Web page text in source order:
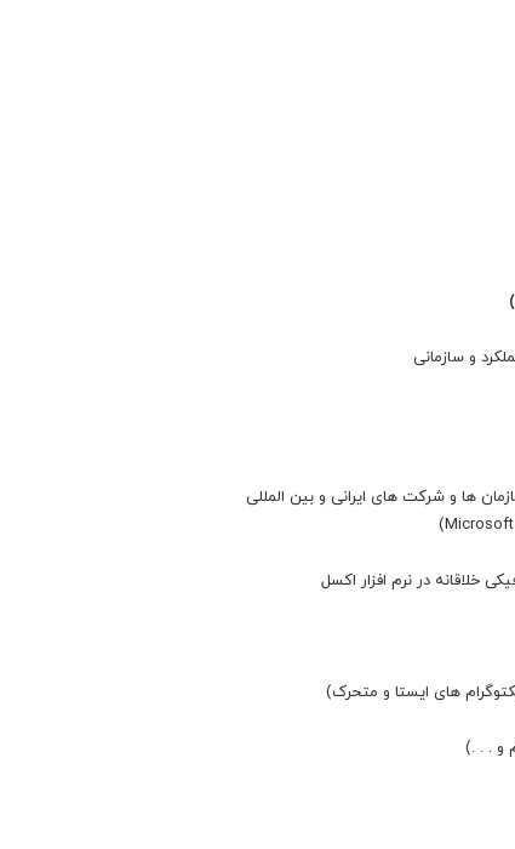
و سازمانی
ها و شرکت های ایرانی و بین المللی
خلاقانه در نرم افزار اکسل
های ایستا و متحرک)
و . . .)